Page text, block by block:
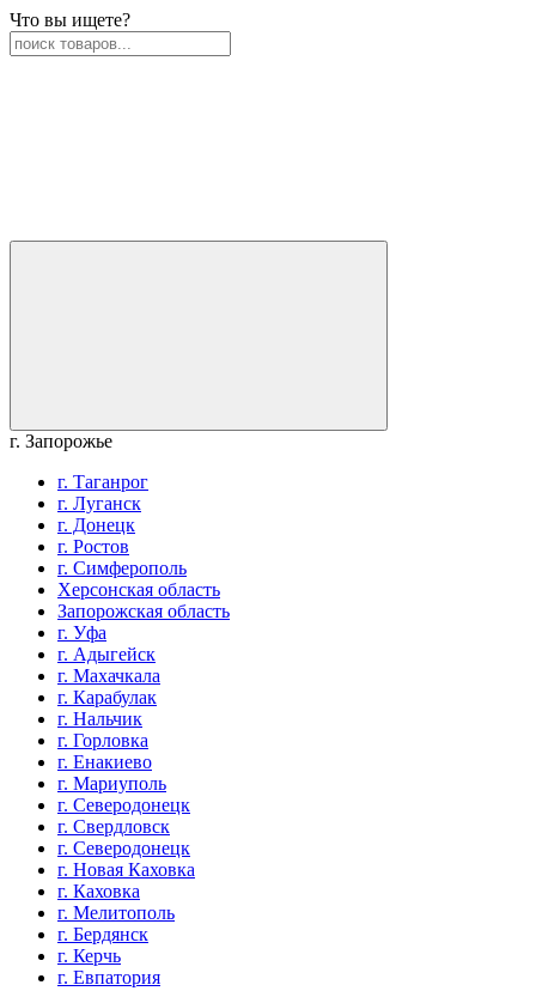
Что вы ищете?
г. Запорожье
г. Таганрог
г. Луганск
г. Донецк
г. Ростов
г. Симферополь
Херсонская область
Запорожская область
г. Уфа
г. Адыгейск
г. Махачкала
г. Карабулак
г. Нальчик
г. Горловка
г. Енакиево
г. Мариуполь
г. Северодонецк
г. Свердловск
г. Северодонецк
г. Новая Каховка
г. Каховка
г. Мелитополь
г. Бердянск
г. Керчь
г. Евпатория